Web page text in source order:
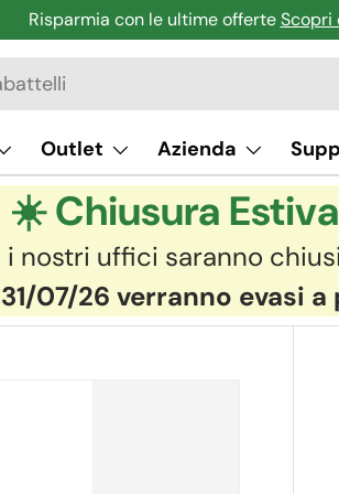
Risparmia con le ultime offerteScopri
Outlet Azienda
☀️ Chiusura
nostri uffici saranno
07/26 verranno evasi